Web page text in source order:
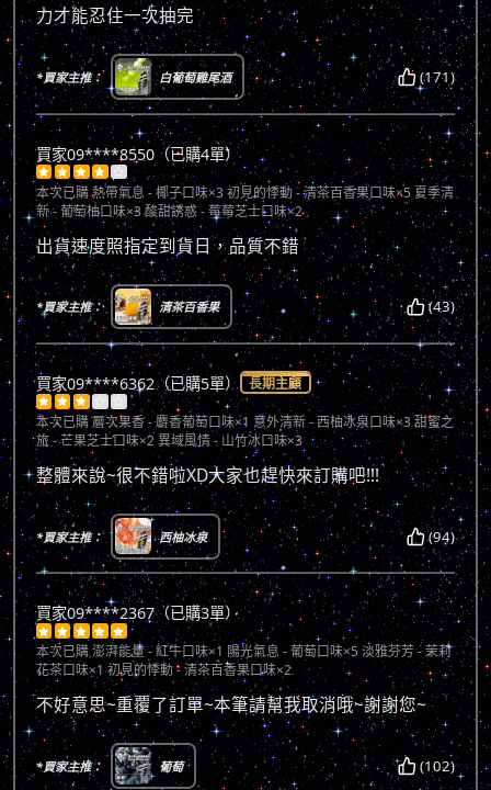
力才能忍住一次抽完
*買家主推： 白葡萄雞尾酒 (171)
買家09****8550（已購4單）
    
本次已購熱帶氣息 - 椰子口味×3 初見的悸動 - 清茶百香果口味×5 夏季清
新 - 葡萄柚口味×3 酸甜誘惑 - 莓莓芝士口味×2
出貨速度照指定到貨日，品質不錯
*買家主推： 清茶百香果 (43)
買家09****6362（已購5單） 長期主顧
    
本次已購層次果香 - 麝香葡萄口味×1 意外清新 - 西柚冰泉口味×3 甜蜜之
旅 - 芒果芝士口味×2 異域風情 - 山竹冰口味×3
整體來說~很不錯啦XD大家也趕快來訂購吧!!!
*買家主推： 西柚冰泉 (94)
買家09****2367（已購3單）
    
本次已購澎湃能量 - 紅牛口味×1 陽光氣息 - 葡萄口味×5 淡雅芬芳 - 茉莉
花茶口味×1 初見的悸動 - 清茶百香果口味×2
不好意思~重覆了訂單~本筆請幫我取消哦~謝謝您~
*買家主推： 葡萄 (102)